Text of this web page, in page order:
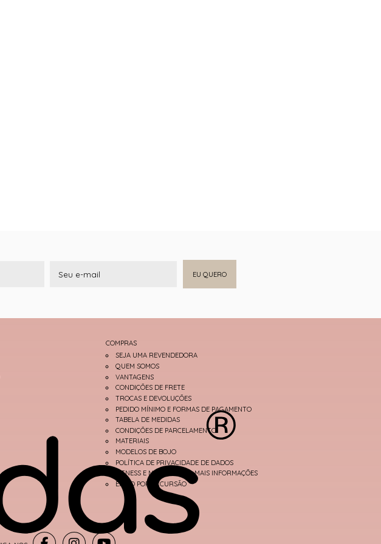
EU QUERO
COMPRAS
SEJA UMA REVENDEDORA
QUEM SOMOS
VANTAGENS
CONDIÇÕES DE FRETE
TROCAS E DEVOLUÇÕES
PEDIDO MÍNIMO E FORMAS DE PAGAMENTO
TABELA DE MEDIDAS
CONDIÇÕES DE PARCELAMENTO
MATERIAIS
MODELOS DE BOJO
POLÍTICA DE PRIVACIDADE DE DADOS
FITNESS E MODA PRAIA - MAIS INFORMAÇÕES
ENVIO POR EXCURSÃO